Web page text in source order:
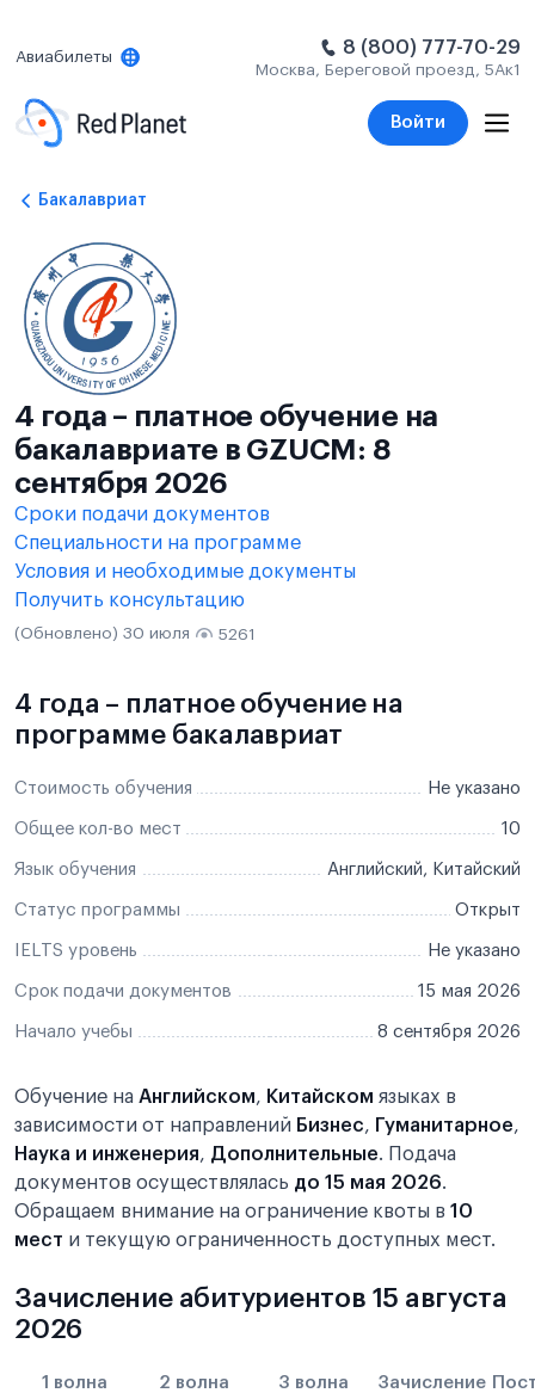
Авиабилеты 8 (800) 777-70-29
Москва, Береговой проезд, 5Ак1
Войти
Бакалавриат
4 года – платное обучение на
бакалавриате в GZUCM: 8
сентября 2026
Сроки подачи документов
Специальности на программе
Условия и необходимые документы
Получить консультацию
(Обновлено) 30 июля 5261
4 года – платное обучение на
программе бакалавриат
Стоимость обучения Не указано
Общее кол-во мест 10
Язык обучения Английский, Китайский
Статус программы Открыт
IELTS уровень Не указано
Срок подачи документов 15 мая 2026
Начало учебы 8 сентября 2026
Обучение на Английском, Китайском языках в
зависимости от направлений Бизнес, Гуманитарное,
Наука и инженерия, Дополнительные. Подача
документов осуществлялась до 15 мая 2026.
Обращаем внимание на ограничение квоты в 10
мест и текущую ограниченность доступных мест.
Зачисление абитуриентов 15 августа
2026
1 волна 2 волна 3 волна Зачисление